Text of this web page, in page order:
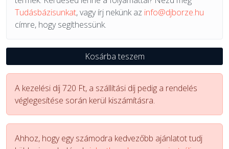
Tudásbázisunkat, vagy írj nekünk az info@djborze.hu
címre, hogy segíthessünk.
Kosárba teszem
A kezelési díj 720 Ft, a szállítási díj pedig a rendelés
véglegesítése során kerül kiszámításra.
Ahhoz, hogy egy számodra kedvezőbb ajánlatot tudj